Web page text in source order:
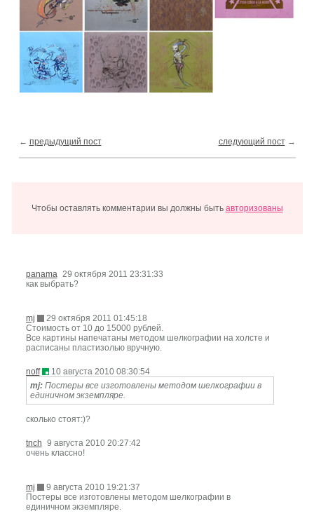
← предыдущий пост следующий пост→
Чтобы оставлять комментарии вы должны быть авторизованы
panama 29 октября 2011 23:31:33
как выбрать?
mj
29 октября 2011 01:45:18
Cтоимость от 10 до 15000 рублей.
Все картины напечатаны методом шелкографии на холсте и
расписаны пластизолью вручную.
noff
10 августа 2010 08:30:54
mj:Постеры все изготовлены методом шелкографии в
единичном экземпляре.
сколько стоят:)?
tnch 9 августа 2010 20:27:42
очень классно!
mj
9 августа 2010 19:21:37
Постеры все изготовлены методом шелкографии в
единичном экземпляре.